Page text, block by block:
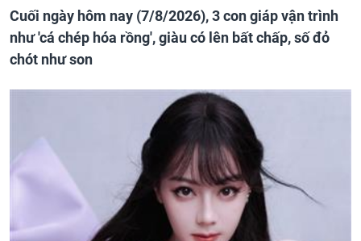
Cuối ngày hôm nay (7/8/2026), 3 con giáp vận trình
như 'cá chép hóa rồng', giàu có lên bất chấp, số đỏ
chót như son